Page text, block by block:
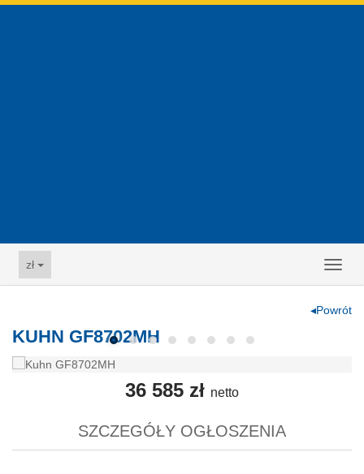
zł
◂Powrót
KUHN GF8702MH
36 585 zł netto
SZCZEGÓŁY OGŁOSZENIA